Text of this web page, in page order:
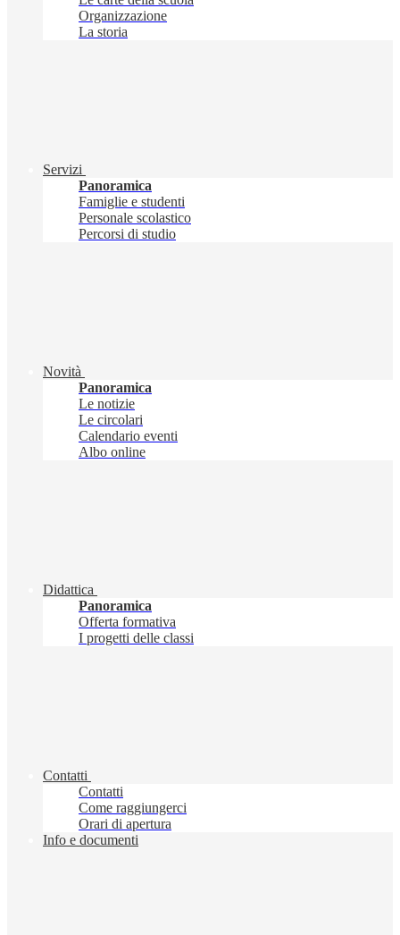
Organizzazione
La storia
Servizi
Panoramica
Famiglie e studenti
Personale scolastico
Percorsi di studio
Novità
Panoramica
Le notizie
Le circolari
Calendario eventi
Albo online
Didattica
Panoramica
Offerta formativa
I progetti delle classi
Contatti
Contatti
Come raggiungerci
Orari di apertura
Info e documenti